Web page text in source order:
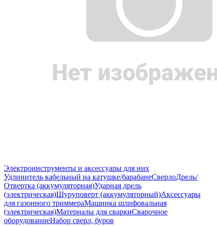
Электроинструменты и аксессуары для них
Удлинитель кабельный на катушке/барабанеСверлоДрель/
Отвертка (аккумуляторная)Ударная дрель
(электрическая)Шуруповерт (аккумуляторный)Аксессуары
для газонного триммераМашинка шлифовальная
(электрическая)Материалы для сваркиСварочное
оборудованиеНабор сверл, буров